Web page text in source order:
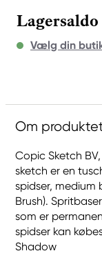
Vælg din
Om
Copic Sketch
sketch er en
spidser, medium
Brush).
som er
spidser kan
Shadow